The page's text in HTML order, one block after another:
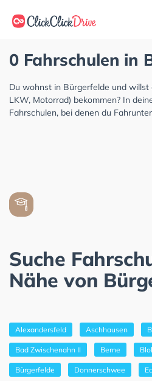
0 Fahrschulen in
Du wohnst in Bürgerfelde und willst
LKW, Motorrad) bekommen? In
Fahrschulen, bei denen du
Suche
Nähe von
Alexandersfeld Aschhausen
Bad Zwischenahn II Berne
Bürgerfelde Donnerschwee